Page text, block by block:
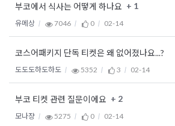
부코에서 식사는 어떻게 하나요 + 1
유메상 7046 0 02-14
코스어패키지 단독 티켓은 왜 없어졌나요...?
도도도하도하도 5352 3 02-14
부코 티켓 관련 질문이에요 + 2
모나쟝 5275 0 02-14